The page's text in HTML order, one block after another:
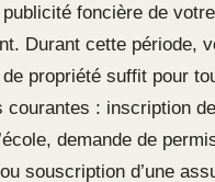
foncière de votre
Durant cette période,
propriété suffit pour
courantes : inscription
demande de
souscription d’une